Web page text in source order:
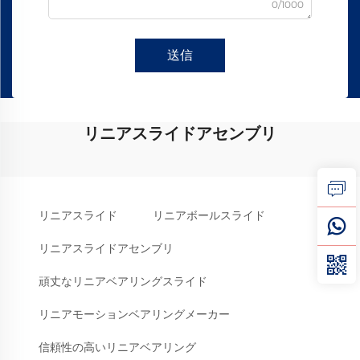
0/1000
送信
リニアスライドアセンブリ
リニアスライド リニアボールスライド
リニアスライドアセンブリ
頑丈なリニアベアリングスライド
リニアモーションベアリングメーカー
信頼性の高いリニアベアリング